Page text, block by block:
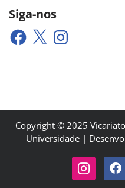
Siga-nos
Copyright © 2025
Universidade |